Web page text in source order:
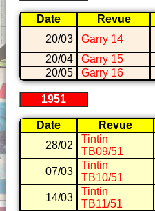
Date Revue
20/03
Garry 14
20/04
Garry 15
20/05
Garry 16
1951
Date Revue
28/02
Tintin
TB09/51
07/03
Tintin
TB10/51
14/03
Tintin
TB11/51